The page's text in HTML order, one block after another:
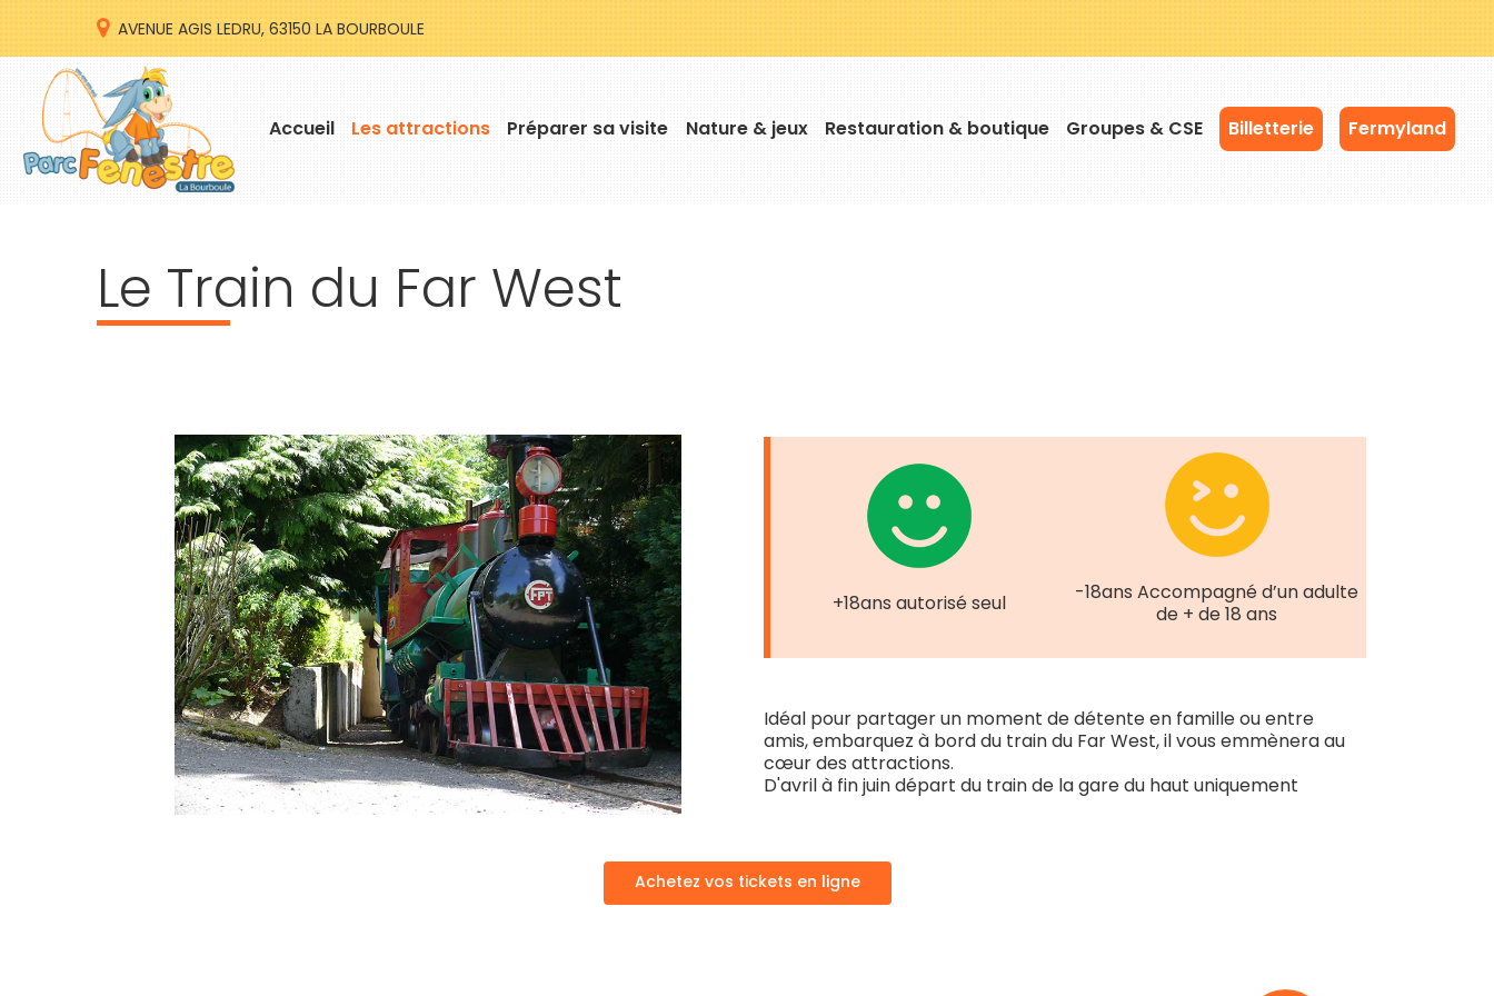
AVENUE AGIS LEDRU, 63150 LA BOURBOULE
Accueil Les attractions Préparer sa visite Nature & jeux Restauration & boutique Groupes & CSE Billetterie Fermyland
Le Train du Far West
+18ans autorisé seul
-18ans Accompagné d’un adulte
de + de 18 ans
Idéal pour partager un moment de détente en famille ou entre
amis, embarquez à bord du train du Far West, il vous emmènera au
cœur des attractions.
D'avril à fin juin départ du train de la gare du haut uniquement
Achetez vos tickets en ligne